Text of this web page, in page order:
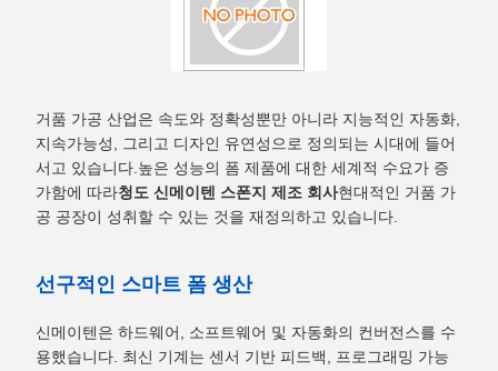
거품 가공 산업은 속도와 정확성뿐만 아니라 지능적인 자동화,
지속가능성, 그리고 디자인 유연성으로 정의되는 시대에 들어
서고 있습니다.높은 성능의 폼 제품에 대한 세계적 수요가 증
가함에 따라청도 신메이텐 스폰지 제조 회사현대적인 거품 가
공 공장이 성취할 수 있는 것을 재정의하고 있습니다.
선구적인 스마트 폼 생산
신메이텐은 하드웨어, 소프트웨어 및 자동화의 컨버전스를 수
용했습니다. 최신 기계는 센서 기반 피드백, 프로그래밍 가능